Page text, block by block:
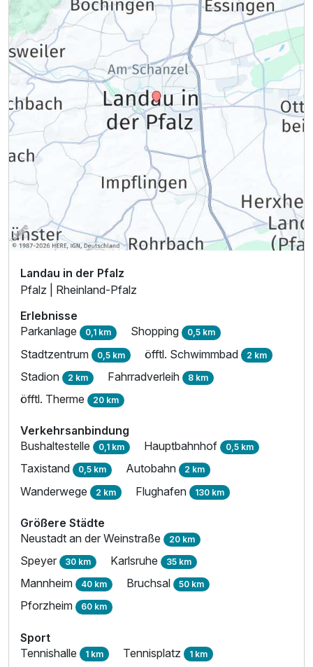
Landau in der Pfalz
Pfalz | Rheinland-Pfalz
Erlebnisse
Parkanlage 0,1 km Shopping 0,5 km
Stadtzentrum 0,5 km öfftl. Schwimmbad 2 km
Stadion 2 km Fahrradverleih 8 km
öfftl. Therme 20 km
Verkehrsanbindung
Bushaltestelle 0,1 km Hauptbahnhof 0,5 km
Taxistand 0,5 km Autobahn 2 km
Wanderwege 2 km Flughafen 130 km
Größere Städte
Neustadt an der Weinstraße 20 km
Speyer 30 km Karlsruhe 35 km
Mannheim 40 km Bruchsal 50 km
Pforzheim 60 km
Sport
Tennishalle 1 km Tennisplatz 1 km